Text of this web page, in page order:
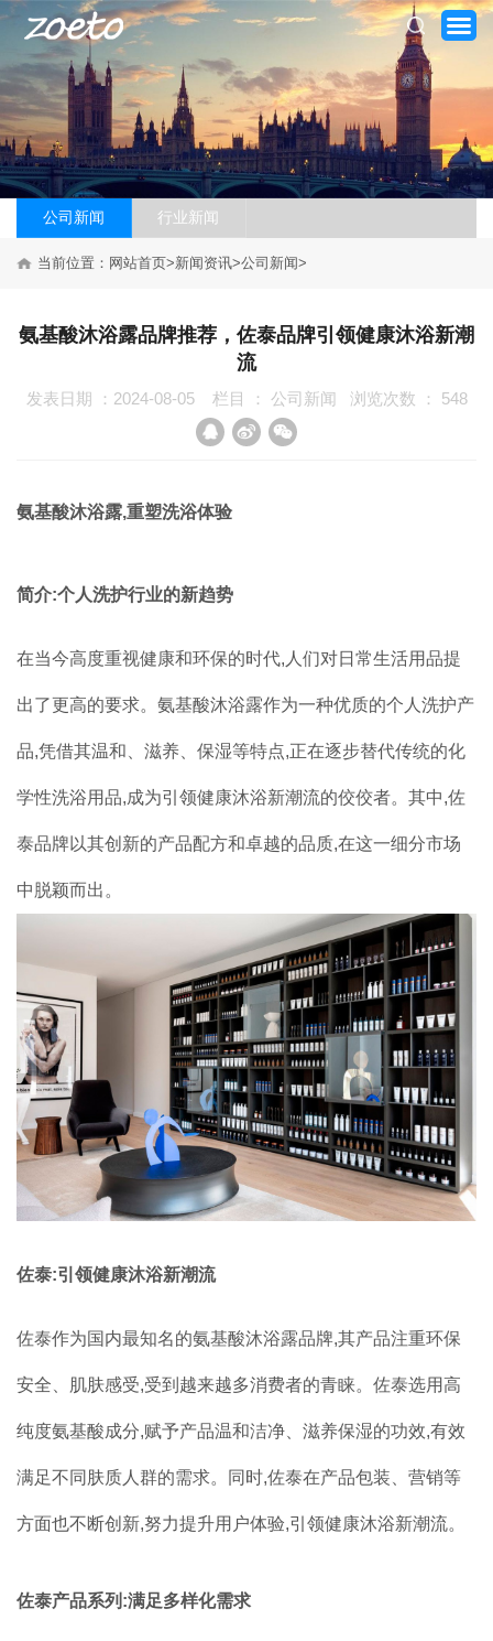
关于我们
联系我们
公司新闻 行业新闻
当前位置： 网站首页>新闻资讯>公司新闻>
氨基酸沐浴露品牌推荐，佐泰品牌引领健康沐浴新潮
流
发表日期 ：2024-08-05 栏目 ： 公司新闻 浏览次数 ： 548
氨基酸沐浴露,重塑洗浴体验
简介:个人洗护行业的新趋势
在当今高度重视健康和环保的时代,人们对日常生活用品提
出了更高的要求。氨基酸沐浴露作为一种优质的个人洗护产
品,凭借其温和、滋养、保湿等特点,正在逐步替代传统的化
学性洗浴用品,成为引领健康沐浴新潮流的佼佼者。其中,佐
泰品牌以其创新的产品配方和卓越的品质,在这一细分市场
中脱颖而出。
佐泰:引领健康沐浴新潮流
佐泰作为国内最知名的氨基酸沐浴露品牌,其产品注重环保
安全、肌肤感受,受到越来越多消费者的青睐。佐泰选用高
纯度氨基酸成分,赋予产品温和洁净、滋养保湿的功效,有效
满足不同肤质人群的需求。同时,佐泰在产品包装、营销等
方面也不断创新,努力提升用户体验,引领健康沐浴新潮流。
佐泰产品系列:满足多样化需求